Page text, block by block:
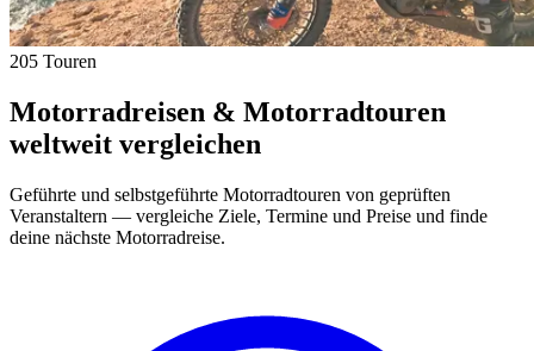
205 Touren
Motorradreisen & Motorradtouren
weltweit vergleichen
Geführte und selbstgeführte Motorradtouren von geprüften
Veranstaltern — vergleiche Ziele, Termine und Preise und finde
deine nächste Motorradreise.